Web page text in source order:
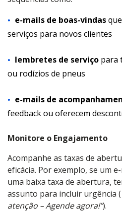
e-mails de boas-vindas
serviços para novos clientes
lembretes de serviço para
ou rodízios de pneus
e-mails de
feedback ou oferecem
Monitore o Engajamento
Acompanhe as taxas de
eficácia. Por exemplo, se um
uma baixa taxa de abertura,
assunto para incluir urgência (
atenção – Agende agora!”).